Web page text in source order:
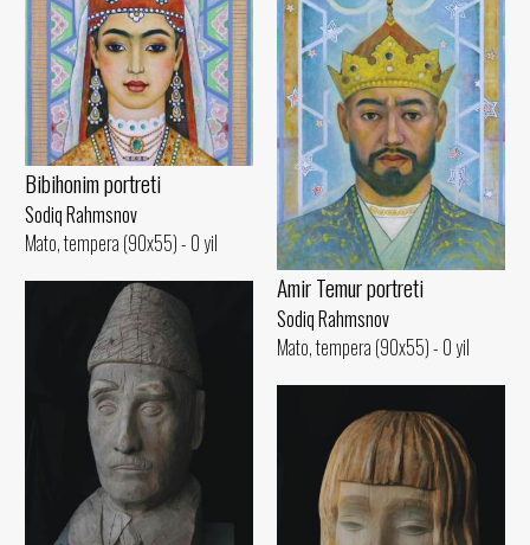
Bibihonim portreti
Sodiq Rahmsnov
Mato, tempera (90x55) - 0 yil
Amir Temur portreti
Sodiq Rahmsnov
Mato, tempera (90x55) - 0 yil